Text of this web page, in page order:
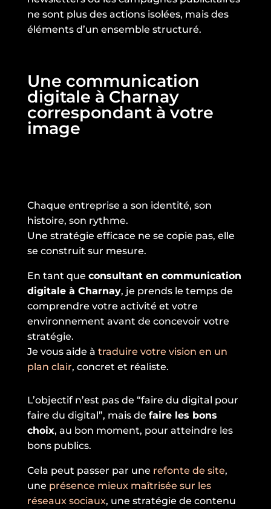
ne sont plus des actions isolées, mais des
éléments d’un ensemble structuré.
Une communication
digitale à Charnay
correspondant à votre
image
Chaque entreprise a son identité, son
histoire, son rythme.
Une stratégie efficace ne se copie pas, elle
se construit sur mesure.
En tant que consultant en communication
digitale à Charnay, je prends le temps de
comprendre votre activité et votre
environnement avant de concevoir votre
stratégie.
Je vous aide à traduire votre vision en un
plan clair, concret et réaliste.
L’objectif n’est pas de “faire du digital pour
faire du digital”, mais de faire les bons
choix, au bon moment, pour atteindre les
bons publics.
Cela peut passer par une refonte de site,
une présence mieux maîtrisée sur les
réseaux sociaux, une stratégie de contenu